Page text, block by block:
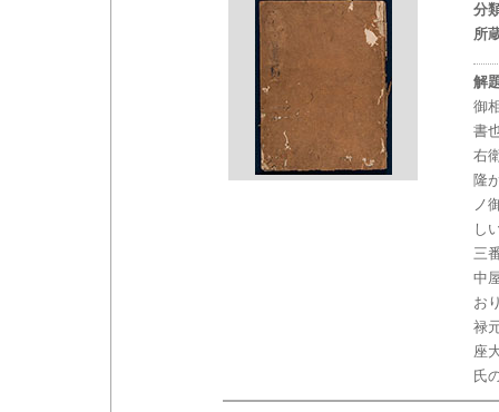
分
所
解
御
書
右
隆
ノ
し
三
中
お
禄
座
氏